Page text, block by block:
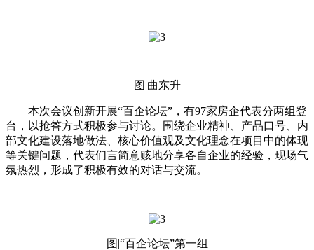
图|曲东升
本次会议创新开展“百企论坛”，有97家房企代表分两组登
台，以抢答方式积极参与讨论。围绕企业精神、产品口号、内
部文化建设落地做法、核心价值观及文化理念在项目中的体现
等关键问题，代表们言简意赅地分享各自企业的经验，现场气
氛热烈，形成了积极有效的对话与交流。
图|“百企论坛”第一组